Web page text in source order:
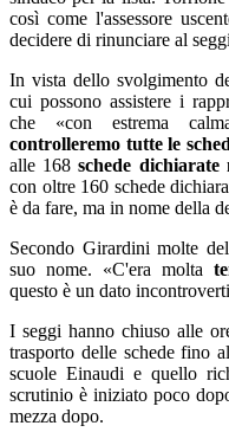
così come l'assessore
decidere di rinunciare al
In vista dello svolgimento
cui possono assistere i
che «con estrema
controlleremo tutte le
alle 168schede dichiarate
con oltre 160 schede
è da fare, ma in nome della
Secondo Girardini molte
suo nome. «C'era molta
questo è un dato
I seggi hanno chiuso alle
trasporto delle schede fino
scuole Einaudi e quello
scrutinio è iniziato poco
mezza dopo.